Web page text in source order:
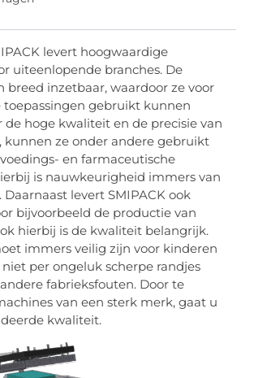
levert hoogwaardige
uiteenlopende branches. De
breed inzetbaar, waardoor ze voor
toepassingen gebruikt kunnen
de hoge kwaliteit en de precisie van
kunnen ze onder andere gebruikt
en farmaceutische
is nauwkeurigheid immers van
levert SMIPACK ook
bijvoorbeeld de productie van
hierbij is de kwaliteit belangrijk.
immers veilig zijn voor kinderen
per ongeluk scherpe randjes
fabrieksfouten. Door te
van een sterk merk, gaat u
kwaliteit.